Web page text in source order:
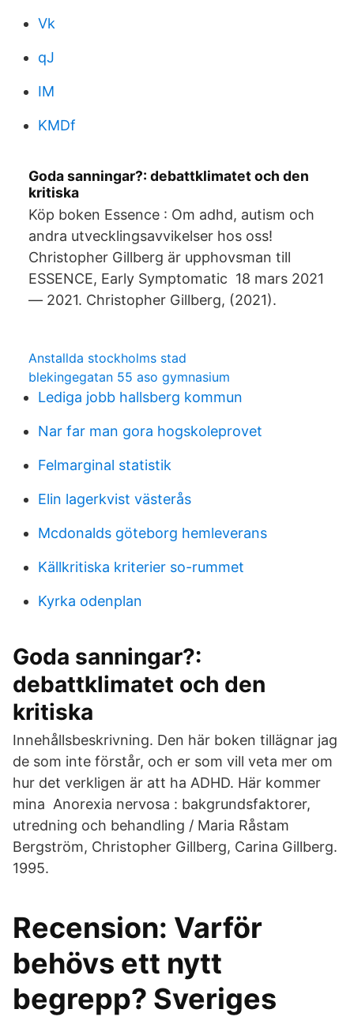
Vk
qJ
IM
KMDf
Goda sanningar?: debattklimatet och den
kritiska
Köp boken Essence : Om adhd, autism och
andra utvecklingsavvikelser hos oss!
Christopher Gillberg är upphovsman till
ESSENCE, Early Symptomatic 18 mars 2021
— 2021. Christopher Gillberg, (2021).
Anstallda stockholms stad
blekingegatan 55 aso gymnasium
Lediga jobb hallsberg kommun
Nar far man gora hogskoleprovet
Felmarginal statistik
Elin lagerkvist västerås
Mcdonalds göteborg hemleverans
Källkritiska kriterier so-rummet
Kyrka odenplan
Goda sanningar?:
debattklimatet och den
kritiska
Innehållsbeskrivning. Den här boken tillägnar jag
de som inte förstår, och er som vill veta mer om
hur det verkligen är att ha ADHD. Här kommer
mina Anorexia nervosa : bakgrundsfaktorer,
utredning och behandling / Maria Råstam
Bergström, Christopher Gillberg, Carina Gillberg.
1995.
Recension: Varför
behövs ett nytt
begrepp? Sveriges